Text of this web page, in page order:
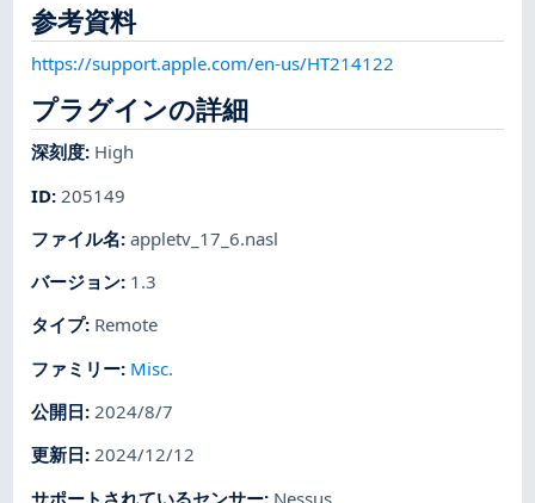
参考資料
https://support.apple.com/en-us/HT214122
プラグインの詳細
深刻度: High
ID: 205149
ファイル名:appletv_17_6.nasl
バージョン: 1.3
タイプ: Remote
ファミリー: Misc.
公開日:2024/8/7
更新日:2024/12/12
サポートされているセンサー: Nessus